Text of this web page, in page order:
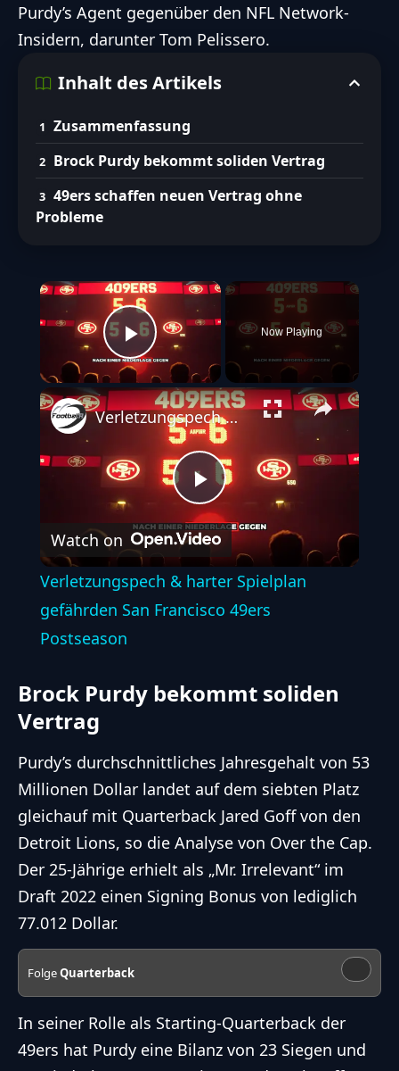
Purdy’s Agent gegenüber den NFL Network-
Insidern, darunter Tom Pelissero.
Inhalt des Artikels
Zusammenfassung
Brock Purdy bekommt soliden Vertrag
49ers schaffen neuen Vertrag ohne
Probleme
×
Play Video
Now Playing
Play
Video
Verletzungspech & harter Spielplan gefährden San Francisco 49ers Postseason
Watch on
Verletzungspech & harter Spielplan
gefährden San Francisco 49ers
Postseason
Brock Purdy bekommt soliden
Vertrag
Purdy’s durchschnittliches Jahresgehalt von 53
Millionen Dollar landet auf dem siebten Platz
gleichauf mit Quarterback Jared Goff von den
Detroit Lions, so die Analyse von Over the Cap.
Der 25-Jährige erhielt als „Mr. Irrelevant“ im
Draft 2022 einen Signing Bonus von lediglich
77.012 Dollar.
FolgeQuarterback
In seiner Rolle als Starting-Quarterback der
49ers hat Purdy eine Bilanz von 23 Siegen und